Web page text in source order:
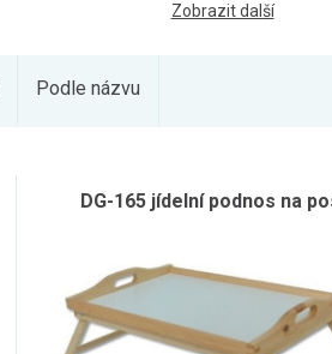
Zobrazit další
Podle názvu
DG-165 jídelní podnos na